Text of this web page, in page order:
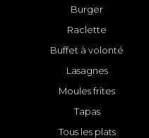
Burger
Raclette
Buffet à volonté
Lasagnes
Moules frites
Tapas
Tous les plats